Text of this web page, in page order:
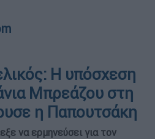
Η υπόσχεση
Μπρεάζου στη
η Παπουτσάκη
να ερμηνεύσει για τον